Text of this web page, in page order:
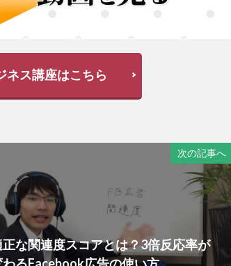
ネス講座はこちら
次の記事へ
正な関連度スコアとは？3倍反応率が